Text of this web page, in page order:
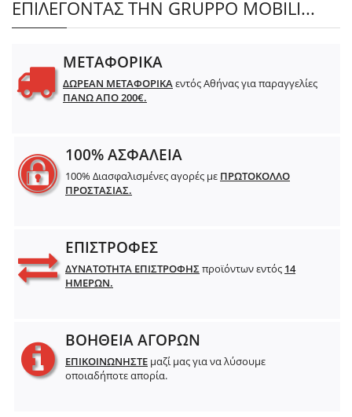
ΕΠΙΛΕΓΟΝΤΑΣ ΤΗΝ GRUPPO MOBILI...
ΜΕΤΑΦΟΡΙΚΑ
ΔΩΡΕΑΝ ΜΕΤΑΦΟΡΙΚΑεντός Αθήνας για παραγγελίες
ΠΑΝΩ ΑΠΟ 200€.
100% ΑΣΦΑΛΕΙΑ
100% Διασφαλισμένες αγορές με ΠΡΩΤΟΚΟΛΛΟ
ΠΡΟΣΤΑΣΙΑΣ.
ΕΠΙΣΤΡΟΦΕΣ
ΔΥΝΑΤΟΤΗΤΑ ΕΠΙΣΤΡΟΦΗΣπροϊόντων εντός 14
ΗΜΕΡΩΝ.
ΒΟΗΘΕΙΑ ΑΓΟΡΩΝ
ΕΠΙΚΟΙΝΩΝΗΣΤΕ μαζί μας για να λύσουμε
οποιαδήποτε απορία.